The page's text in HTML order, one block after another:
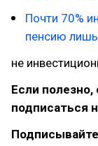
Почти 70%
пенсию
не
Если
подписаться